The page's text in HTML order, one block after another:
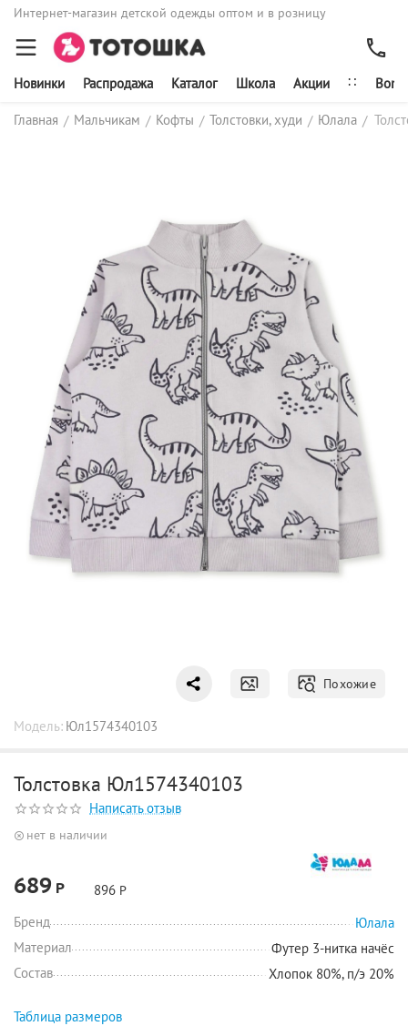
Интернет-магазин детской одежды оптом и в розницу
Новинки Распродажа Каталог Школа Акции ∷
Главная / Мальчикам / Кофты / Толстовки, худи / Юлала /
Похожие
Модель: Юл1574340103
Толстовка Юл1574340103
Написать отзыв
нет в наличии
689 Р 896 Р
Бренд
Юлала
Материал
Футер 3-нитка начёс
Состав
Хлопок 80%, п/э 20%
Таблица размеров